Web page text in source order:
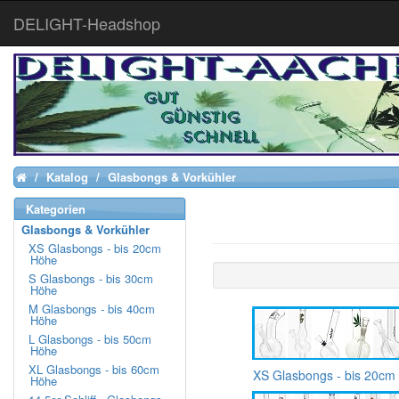
HomeKatalog Glasbongs & Vorkühler
XS Glasbongs - bis
Kategorien
Glasbongs & Vorkühler
XS Glasbongs - bis 20cm
Höhe
S Glasbongs - bis 30cm
Höhe
M Glasbongs - bis 40cm
Höhe
L Glasbongs - bis 50cm
Höhe
XL Glasbongs - bis 60cm
Höhe
DELIGHT-Headshop